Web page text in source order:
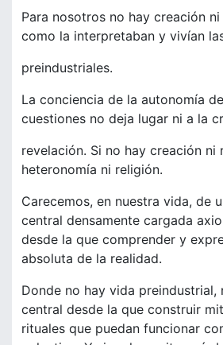
Para nosotros no hay creación
como la interpretaban y vivían
preindustriales.
La conciencia de la autonomía
cuestiones no deja lugar ni a la
revelación. Si no hay creación ni
heteronomía ni religión.
Carecemos, en nuestra vida, de
central densamente cargada
desde la que comprender y
absoluta de la realidad.
Donde no hay vida preindustrial,
central desde la que construir
rituales que puedan funcionar